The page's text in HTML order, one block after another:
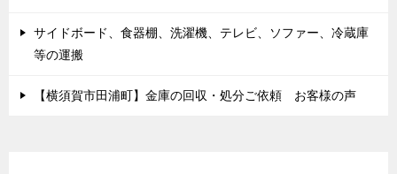
サイドボード、食器棚、洗濯機、テレビ、ソファー、冷蔵庫
等の運搬
【横須賀市田浦町】金庫の回収・処分ご依頼 お客様の声